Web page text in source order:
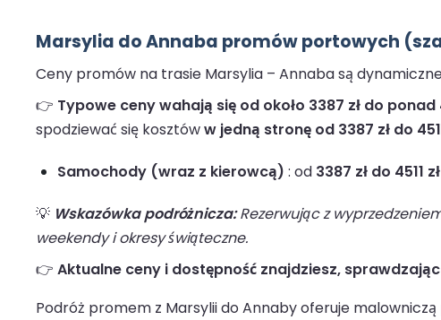
Marsylia do Annaba promów portowych
Ceny promów na trasie Marsylia – Annaba są
👉 Typowe ceny wahają się od około 3387 zł do
spodziewać się kosztóww jedną stronę od 3387 zł do
Samochody (wraz z kierowcą) : od 3387 zł do 4511
💡 Wskazówka podróżnicza:Rezerwując z
weekendy i okresy świąteczne.
👉 Aktualne ceny i dostępność znajdziesz,
Podróż promem z Marsylii do Annaby oferuje